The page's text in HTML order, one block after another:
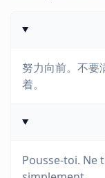
努力向前。不要
着。
Pousse-toi. Ne